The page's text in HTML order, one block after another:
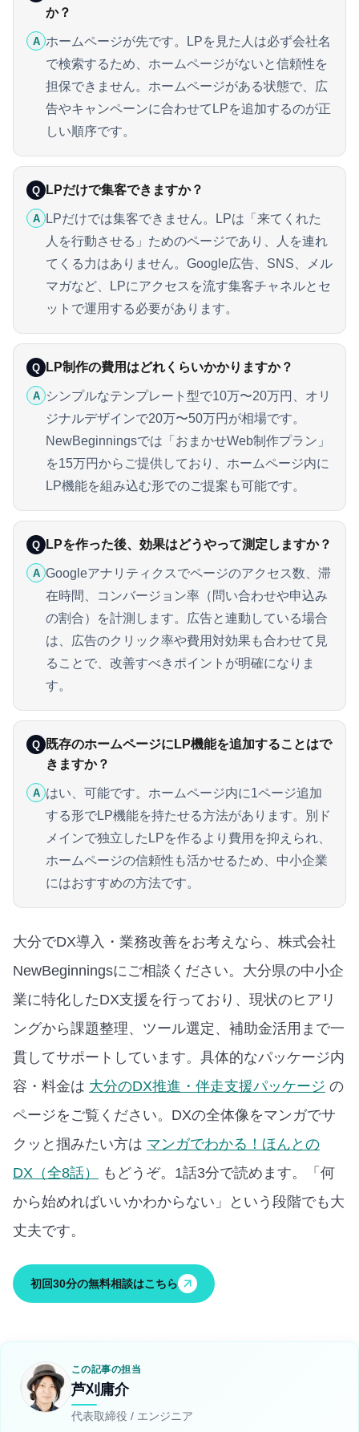
か？
A ホームページが先です。LPを見た人は必ず会社名
で検索するため、ホームページがないと信頼性を
担保できません。ホームページがある状態で、広
告やキャンペーンに合わせてLPを追加するのが正
しい順序です。
Q LPだけで集客できますか？
A
LPだけでは集客できません。LPは「来てくれた
人を行動させる」ためのページであり、人を連れ
てくる力はありません。Google広告、SNS、メル
マガなど、LPにアクセスを流す集客チャネルとセ
ットで運用する必要があります。
Q LP制作の費用はどれくらいかかりますか？
A
シンプルなテンプレート型で10万〜20万円、オリ
ジナルデザインで20万〜50万円が相場です。
NewBeginningsでは「おまかせWeb制作プラン」
を15万円からご提供しており、ホームページ内に
LP機能を組み込む形でのご提案も可能です。
Q LPを作った後、効果はどうやって測定しますか？
A Googleアナリティクスでページのアクセス数、滞
在時間、コンバージョン率（問い合わせや申込み
の割合）を計測します。広告と連動している場合
は、広告のクリック率や費用対効果も合わせて見
ることで、改善すべきポイントが明確になりま
す。
Q
既存のホームページにLP機能を追加することはで
きますか？
A はい、可能です。ホームページ内に1ページ追加
する形でLP機能を持たせる方法があります。別ド
メインで独立したLPを作るより費用を抑えられ、
ホームページの信頼性も活かせるため、中小企業
にはおすすめの方法です。
大分でDX導入・業務改善をお考えなら、株式会社
NewBeginningsにご相談ください。大分県の中小企
業に特化したDX支援を行っており、現状のヒアリ
ングから課題整理、ツール選定、補助金活用まで一
貫してサポートしています。 具体的なパッケージ内
容・料金は 大分のDX推進・伴走支援パッケージ の
ページをご覧ください。 DXの全体像をマンガでサ
クッと掴みたい方は マンガでわかる！ほんとの
DX（全8話）
もどうぞ。1話3分で読めます。
「何
から始めればいいかわからない」という段階でも大
丈夫です。
初回30分の無料相談はこちら
この記事の担当
芦刈庸介
代表取締役 / エンジニア